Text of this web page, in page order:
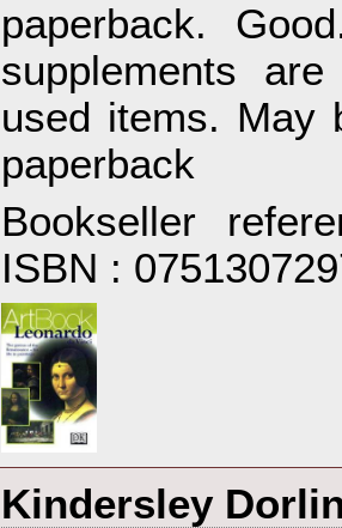
‎paperback.
supplements
used items. May
paperback‎
Bookseller
ISBN :
‎Kindersley